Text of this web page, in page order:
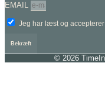
EMAIL
Jeg har læst og
Bekræft
© 2026